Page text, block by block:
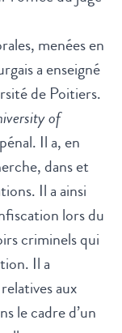
menées en
a enseigné
de Poitiers.
of
Il a, en
dans et
Il a ainsi
lors du
criminels qui
Il a
aux
le cadre d’un